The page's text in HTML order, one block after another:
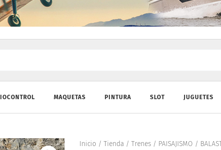
MAQUETAS PINTURA SLOT JUGUETES
Inicio / Tienda/ Trenes/ PAISAJISMO /